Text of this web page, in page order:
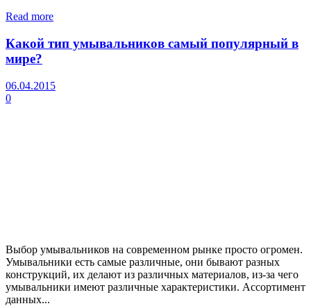
Read more
Какой тип умывальников самый популярный в
мире?
06.04.2015
0
Выбор умывальников на современном рынке просто огромен.
Умывальники есть самые различные, они бывают разных
конструкций, их делают из различных материалов, из-за чего
умывальники имеют различные характеристики. Ассортимент
данных...